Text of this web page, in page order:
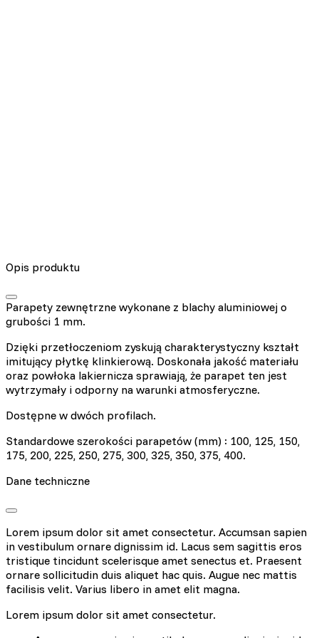
Opis produktu
Parapety zewnętrzne wykonane z blachy aluminiowej o
grubości 1 mm.
Dzięki przetłoczeniom zyskują charakterystyczny kształt
imitujący płytkę klinkierową. Doskonała jakość materiału
oraz powłoka lakiernicza sprawiają, że parapet ten jest
wytrzymały i odporny na warunki atmosferyczne.
Dostępne w dwóch profilach.
Standardowe szerokości parapetów (mm) : 100, 125, 150,
175, 200, 225, 250, 275, 300, 325, 350, 375, 400.
Dane techniczne
Lorem ipsum dolor sit amet consectetur. Accumsan sapien
in vestibulum ornare dignissim id. Lacus sem sagittis eros
tristique tincidunt scelerisque amet senectus et. Praesent
ornare sollicitudin duis aliquet hac quis. Augue nec mattis
facilisis velit. Varius libero in amet elit magna.
Lorem ipsum dolor sit amet consectetur.